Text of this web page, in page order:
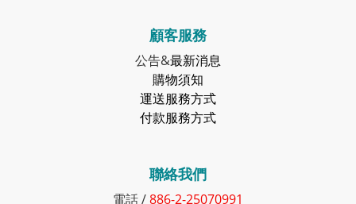
顧客服務
公告&最新消息
購物須知
運送服務方式
付款服務方式
聯絡我們
電話 /886-2-25070991